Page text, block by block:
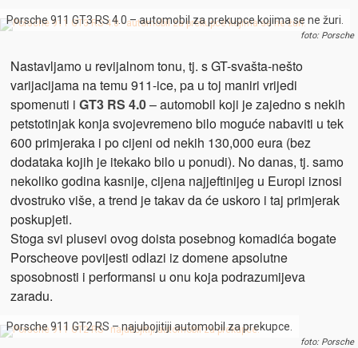
Porsche 911 GT3 RS 4.0 – automobil za prekupce kojima se ne žuri.
foto: Porsche
Nastavljamo u revijalnom tonu, tj. s GT-svašta-nešto
varijacijama na temu 911-ice, pa u toj maniri vrijedi
spomenuti i GT3 RS 4.0– automobil koji je zajedno s nekih
petstotinjak konja svojevremeno bilo moguće nabaviti u tek
600 primjeraka i po cijeni od nekih 130,000 eura (bez
dodataka kojih je itekako bilo u ponudi). No danas, tj. samo
nekoliko godina kasnije, cijena najjeftinijeg u Europi iznosi
dvostruko više, a trend je takav da će uskoro i taj primjerak
poskupjeti.
Stoga svi plusevi ovog doista posebnog komadića bogate
Porscheove povijesti odlazi iz domene apsolutne
sposobnosti i performansi u onu koja podrazumijeva
zaradu.
Porsche 911 GT2 RS – najubojitiji automobil za prekupce.
foto: Porsche